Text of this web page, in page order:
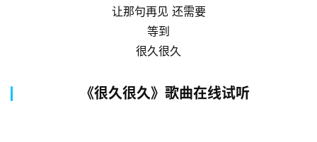
让那句再见 还需要
等到
很久很久
《很久很久》歌曲在线试听